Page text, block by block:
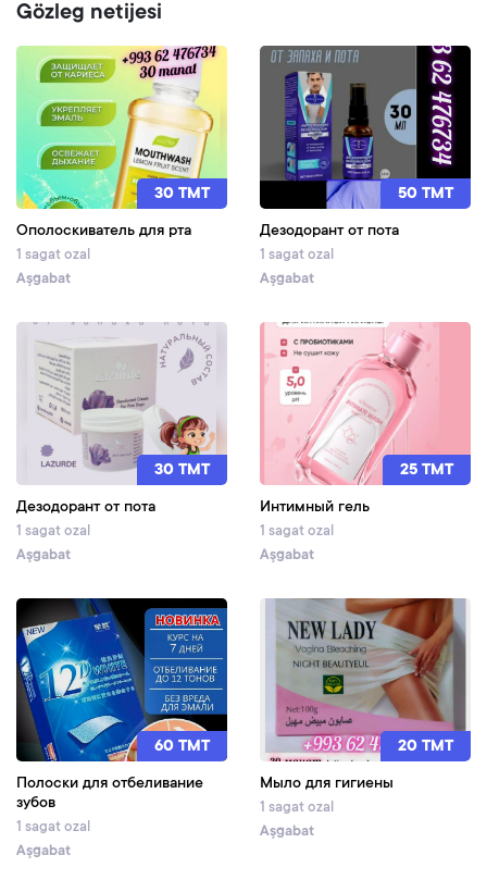
Gözleg netijesi
30 TMT
Ополоскиватель для рта
1 sagat ozal
Aşgabat
50 TMT
Дезодорант от пота
1 sagat ozal
Aşgabat
30 TMT
Дезодорант от пота
1 sagat ozal
Aşgabat
25 TMT
Интимный гель
1 sagat ozal
Aşgabat
60 TMT
Полоски для отбеливание
зубов
1 sagat ozal
Aşgabat
20 TMT
Мыло для гигиены
1 sagat ozal
Aşgabat